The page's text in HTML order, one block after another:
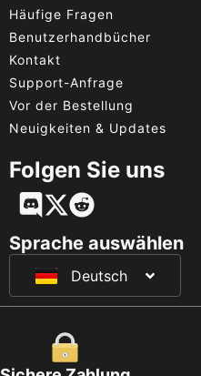
Häufige Fragen
Benutzerhandbücher
Kontakt
Support-Anfrage
Vor der Bestellung
Neuigkeiten & Updates
Folgen Sie uns
Sprache auswählen
Deutsch
English
日本語